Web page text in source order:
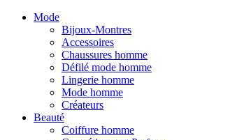
Mode
Bijoux-Montres
Accessoires
Chaussures homme
Défilé mode homme
Lingerie homme
Mode homme
Créateurs
Beauté
Coiffure homme